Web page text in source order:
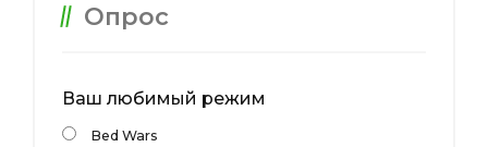
Опрос
Ваш любимый режим
Bed Wars